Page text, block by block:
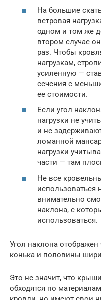
На большие
ветровая
одном и том же
втором случае
раз. Чтобы
нагрузкам,
усиленную —
сечения с
ее стоимости.
Если угол
нагрузки не
и не
ломанной
нагрузки
части — там
Не все
использоваться
внимательно
наклона, с
использоваться.
Угол наклона
конька и половины
Это не значит, что
обходятся по